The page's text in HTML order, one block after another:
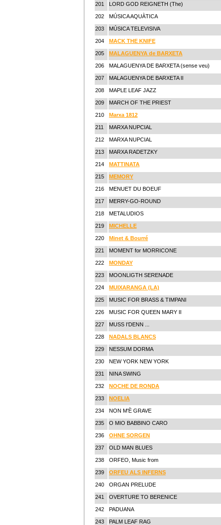
201 LORD GOD REIGNETH (The)
202 MÚSICA AQUÀTICA
203 MÚSICA TELEVISIVA
204 MACK THE KNIFE
205 MALAGUENYA de BARXETA
206 MALAGUENYA DE BARXETA (sense veu)
207 MALAGUENYA DE BARXETA II
208 MAPLE LEAF JAZZ
209 MARCH OF THE PRIEST
210 Marxa 1812
211 MARXA NUPCIAL
212 MARXA NUPCIAL
213 MARXA RADETZKY
214 MATTINATA
215 MEMORY
216 MENUET DU BOEUF
217 MERRY-GO-ROUND
218 METALUDIOS
219 MICHELLE
220 Minet & Bourré
221 MOMENT for MORRICONE
222 MONDAY
223 MOONLIGTH SERENADE
224 MUIXARANGA (LA)
225 MUSIC FOR BRASS & TIMPANI
226 MUSIC FOR QUEEN MARY II
227 MUSS I'DENN ...
228 NADALS BLANCS
229 NESSUM DORMA
230 NEW YORK NEW YORK
231 NINA SWING
232 NOCHE DE RONDA
233 NOELIA
234 NON M'È GRAVE
235 O MIO BABBINO CARO
236 OHNE SORGEN
237 OLD MAN BLUES
238 ORFEO, Music from
239 ORFEU ALS INFERNS
240 ORGAN PRELUDE
241 OVERTURE TO BERENICE
242 PADUANA
243 PALM LEAF RAG